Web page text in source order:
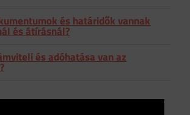
és határidők vannak
és átírásnál?
és adóhatása van az